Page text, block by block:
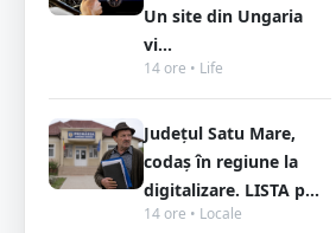
Un site din Ungaria
vi...
14 ore • Life
Județul Satu Mare,
codaș în regiune la
digitalizare. LISTA p...
14 ore • Locale